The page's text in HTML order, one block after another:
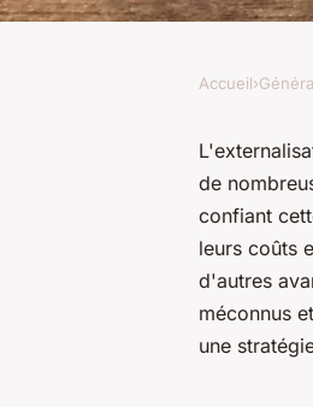
Accueil›
de
confiant
leurs coûts
d'autres
méconnus
une